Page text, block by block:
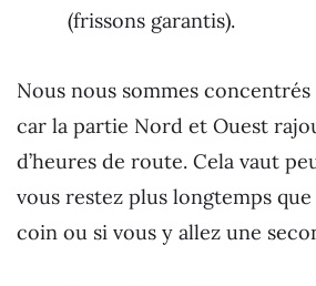
(frissons garantis).
Nous nous sommes
car la partie Nord et Ouest
d’heures de route. Cela vaut
vous restez plus longtemps que
coin ou si vous y allez une